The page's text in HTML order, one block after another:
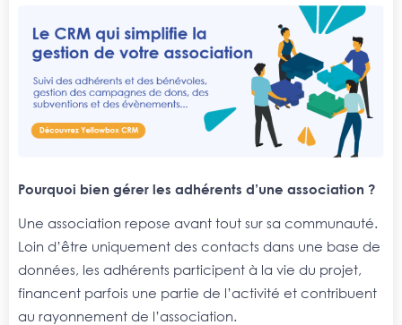
Pourquoi bien gérer les adhérents d’une association ?
Une association repose avant tout sur sa communauté.
Loin d’être uniquement des contacts dans une base de
données, les adhérents participent à la vie du projet,
financent parfois une partie de l’activité et contribuent
au rayonnement de l’association.